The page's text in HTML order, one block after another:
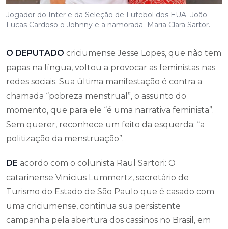
Jogador do Inter e da Seleção de Futebol dos EUA João
Lucas Cardoso o Johnny e a namorada Maria Clara Sartor.
O DEPUTADO criciumense Jesse Lopes, que não tem
papas na língua, voltou a provocar as feministas nas
redes sociais. Sua última manifestação é contra a
chamada “pobreza menstrual”, o assunto do
momento, que para ele “é uma narrativa feminista”.
Sem querer, reconhece um feito da esquerda: “a
politização da menstruação”.
DE acordo com o colunista Raul Sartori: O
catarinense Vinícius Lummertz, secretário de
Turismo do Estado de São Paulo que é casado com
uma criciumense, continua sua persistente
campanha pela abertura dos cassinos no Brasil, em